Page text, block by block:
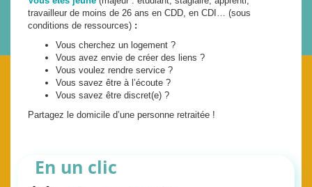
travailleur de moins de 26 ans en CDD, en CDI… (sous
conditions de ressources) :
Vous cherchez un logement ?
Vous avez envie de créer des liens ?
Vous voulez rendre service ?
Vous savez être à l’écoute ?
Vous savez être discret(e) ?
Partagez le domicile d’une personne retraitée !
En un clic